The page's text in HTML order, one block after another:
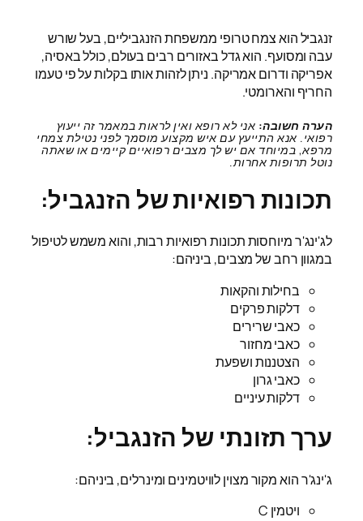
זנגביל הוא צמח טרופי ממשפחת הזנגביליים, בעל שורש
עבה ומסועף. הוא גדל באזורים רבים בעולם, כולל באסיה,
אפריקה ודרום אמריקה. ניתן לזהות אותו בקלות על פי טעמו
החריף והארומטי.
הערה חשובה: אני לא רופא ואין לראות במאמר זה ייעוץ
רפואי. אנא התייעץ עם איש מקצוע מוסמך לפני נטילת צמחי
מרפא, במיוחד אם יש לך מצבים רפואיים קיימים או שאתה
נוטל תרופות אחרות.
תכונות רפואיות של הזנגביל:
לג'ינג'ר מיוחסות תכונות רפואיות רבות, והוא משמש לטיפול
במגוון רחב של מצבים, ביניהם:
בחילות והקאות
דלקות פרקים
כאבי שרירים
כאבי מחזור
הצטננות ושפעת
כאבי גרון
דלקות עיניים
ערך תזונתי של הזנגביל:
ג'ינג'ר הוא מקור מצוין לוויטמינים ומינרלים, ביניהם:
ויטמין C